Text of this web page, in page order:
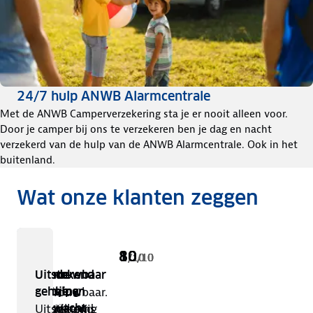
24/7 hulp ANWB Alarmcentrale
Met de ANWB Camperverzekering sta je er nooit alleen voor.
Door je camper bij ons te verzekeren ben je dag en nacht
verzekerd van de hulp van de ANWB Alarmcentrale. Ook in het
buitenland.
Wat onze klanten zeggen
Camperverzekering
4
8/10
Betrouwbaar
Betrouwbaar.
Mattijs,
8/10
Doen
wat je
verwacht
10/10
Goede
prijs
Goede prijs
10/10
Goede
dekking
Verzekering
10/10
Uitstekend
geholpen
Uitstekend